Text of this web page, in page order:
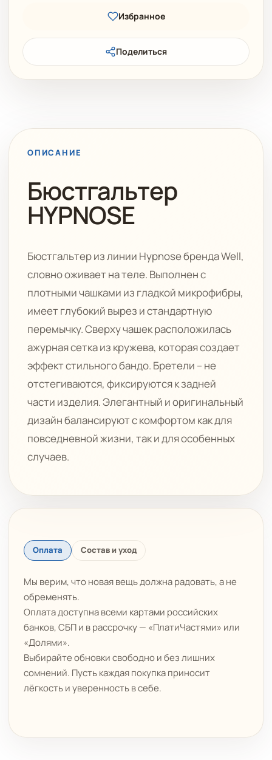
Избранное
Поделиться
ОПИСАНИЕ
Бюстгальтер
HYPNOSE
Бюстгальтер из линии Hypnose бренда Well,
словно оживает на теле. Выполнен с
плотными чашками из гладкой микрофибры,
имеет глубокий вырез и стандартную
перемычку. Сверху чашек расположилась
ажурная сетка из кружева, которая создает
эффект стильного бандо. Бретели – не
отстегиваются, фиксируются к задней
части изделия. Элегантный и оригинальный
дизайн балансируют с комфортом как для
повседневной жизни, так и для особенных
случаев.
Оплата Состав и уход
Мы верим, что новая вещь должна радовать, а не
обременять.
Оплата доступна всеми картами российских
банков, СБП и в рассрочку — «ПлатиЧастями» или
«Долями».
Выбирайте обновки свободно и без лишних
сомнений. Пусть каждая покупка приносит
лёгкость и уверенность в себе.